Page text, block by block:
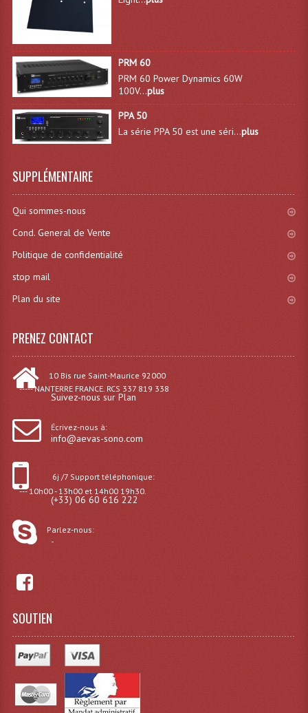
Lecteurs Audio & Sources
Platines Disque Vinyles
Lecteurs Cd À Plats
Lecteurs Cd À Plats Lecteur MP3
Lecteurs Double Cd MP3
Limiteur De Niveau Sonore
Micro Sans Fil HF VHF 200MHZ
Micro Sans Fil HF UHF 800MHZ
Pupitre Pour Discours
Samplers, Échantillonneurs
PRM 60
PRM 60 Power Dynamics 60W
100V...plus
PPA 50
La série PPA 50 est une séri...plus
SUPPLÉMENTAIRE
Qui sommes-nous
Cond. General de Vente
Politique de confidentialité
stop mail
Plan du site
PRENEZ CONTACT
10 Bis rue Saint-Maurice 92000
----- NANTERRE FRANCE. RCS 337 819 338
Suivez-nous sur Plan
Écrivez-nous à:
info@aevas-sono.com
6j /7 Support téléphonique:
--- 10h00 - 13h00 et 14h00 19h30.
(+33) 06 60 616 222
Parlez-nous:
-
SOUTIEN